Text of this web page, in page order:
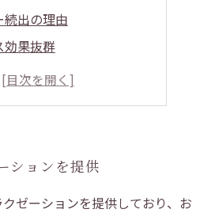
続出の理由
効果抜群
同時に手に入る
ションを提供
ゼーションを提供しており、お